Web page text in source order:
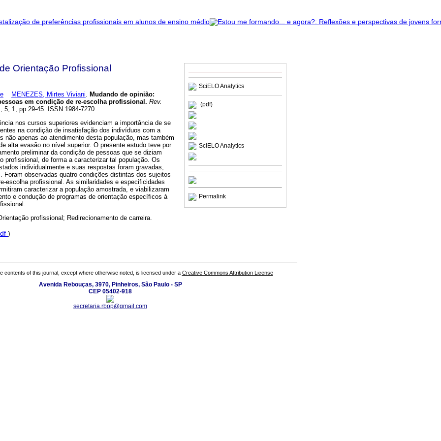
SciELO Analytics
(pdf)
SciELO Analytics
Permalink
Orientação Profissional
MENEZES, Mirtes Viviani Mudando de opinião:
em condição de re-escolha profissional . Rev.
5, 1, pp.29-45. ISSN 1984-7270.
nos cursos superiores evidenciam a importância de se
na condição de insatisfação dos indivíduos com a
não apenas ao atendimento desta população, mas também
alta evasão no nível superior. O presente estudo teve por
preliminar da condição de pessoas que se diziam
profissional, de forma a caracterizar tal população. Os
individualmente e suas respostas foram gravadas,
Foram observadas quatro condições distintas dos sujeitos
escolha profissional. As similaridades e especificidades
caracterizar a população amostrada, e viabilizaram
e condução de programas de orientação específicos à
profissional; Redirecionamento de carreira.
)
contents of this journal, except where otherwise noted, is licensed under a Creative Commons Attribution License
Avenida Rebouças, 3970, Pinheiros, São Paulo - SP
CEP 05402-918
secretaria.rbop@gmail.com